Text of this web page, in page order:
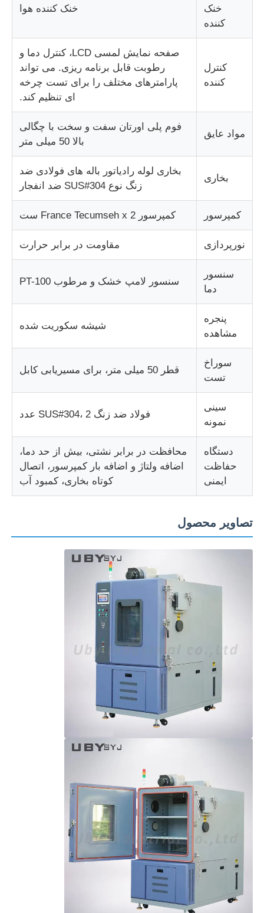
خنک
کننده
خنک کننده هوا
کنترل
کننده
صفحه نمایش لمسی LCD، کنترل دما و
رطوبت قابل برنامه ریزی. می تواند
پارامترهای مختلف را برای تست چرخه
ای تنظیم کند.
مواد عایق
فوم پلی اورتان سفت و سخت با چگالی
بالا 50 میلی متر
بخاری
بخاری لوله رادیاتور باله های فولادی ضد
زنگ نوع SUS#304 ضد انفجار
کمپرسور کمپرسور France Tecumseh x 2 ست
نورپردازی مقاومت در برابر حرارت
سنسور
دما
سنسور لامپ خشک و مرطوب PT-100
پنجره
مشاهده
شیشه سکوریت شده
سوراخ
تست
قطر 50 میلی متر، برای مسیریابی کابل
سینی
نمونه
فولاد ضد زنگ SUS#304، 2 عدد
دستگاه
حفاظت
ایمنی
محافظت در برابر نشتی، بیش از حد دما،
اضافه ولتاژ و اضافه بار کمپرسور، اتصال
کوتاه بخاری، کمبود آب
تصاویر محصول